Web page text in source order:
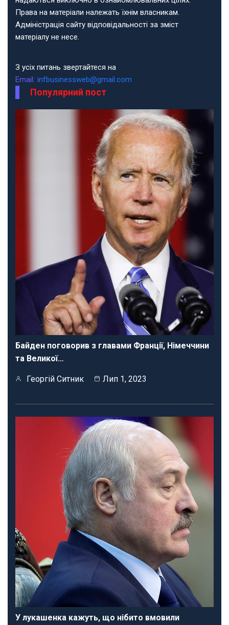
Права на матеріали належать їхнім власникам.
Адміністрація сайту відповідальності за зміст
матеріалу не несе.
З усіх питань звертайтеся на
Email: infbusinessweb@gmail.com
Популярний пост
Байден поговорив з главами Франції, Німеччини
та Великої…
Георгій Ситник Лип 1, 2023
У лукашенка кажуть, що нібито вмовили